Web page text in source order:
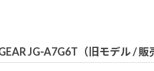
JG-A7G6T（旧モデル / 販